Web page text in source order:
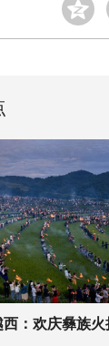
西：欢庆彝族火